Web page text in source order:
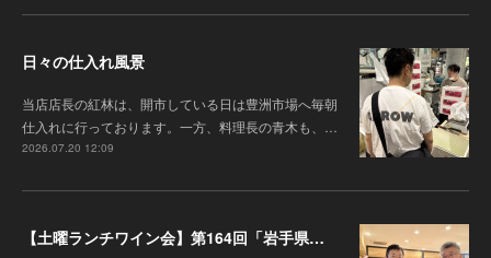
日々の仕入れ風景
当店店長の紅林は、開市している日は豊洲市場へ毎朝
仕入れに行っております。一方、料理長の青木も、…
2026.07.20 12:09
【土曜ランチワイン会】第164回「岩手県『高橋葡萄園』のワインと江戸前鮓」